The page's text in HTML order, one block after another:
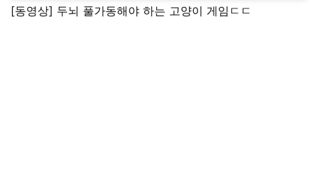
[동영상] 두뇌 풀가동해야 하는 고양이 게임ㄷㄷ